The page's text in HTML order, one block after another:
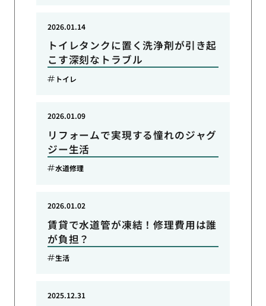
トイレタンクに置く洗浄剤が引き起
こす深刻なトラブル
2026.01.14
トイレ
リフォームで実現する憧れのジャグ
ジー生活
2026.01.09
水道修理
賃貸で水道管が凍結！修理費用は誰
が負担？
2026.01.02
生活
2025.12.31